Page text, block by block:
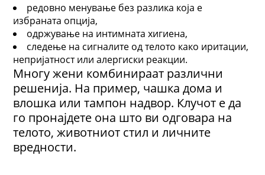
редовно менување без разлика која е
избраната опција,
одржување на интимната хигиена,
следење на сигналите од телото како иритации,
непријатност или алергиски реакции.
Многу жени комбинираат различни
решенија. На пример, чашка дома и
влошка или тампон надвор. Клучот е да
го пронајдете она што ви одговара на
телото, животниот стил и личните
вредности.